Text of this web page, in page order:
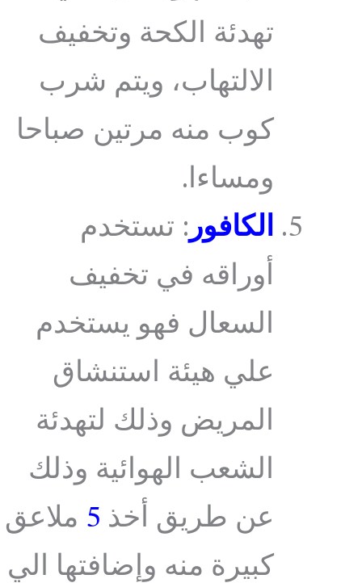
تهدئة الكحة وتخفيف
الالتهاب، ويتم شرب
كوب منه مرتين صباحا
ومساءا.
الكافور : تستخدم
أوراقه في تخفيف
السعال فهو يستخدم
علي هيئة استنشاق
المريض وذلك لتهدئة
الشعب الهوائية وذلك
عن طريق أخذ 5 ملاعق
كبيرة منه وإضافتها الي